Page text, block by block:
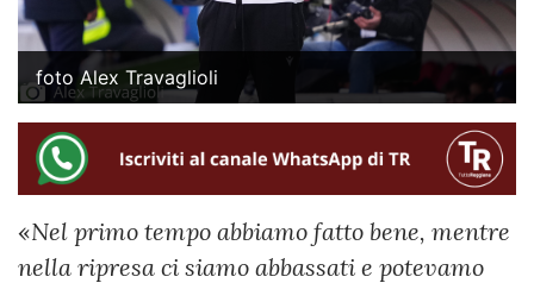
foto Alex Travaglioli
«Nel primo tempo abbiamo fatto bene, mentre
nella ripresa ci siamo abbassati e potevamo